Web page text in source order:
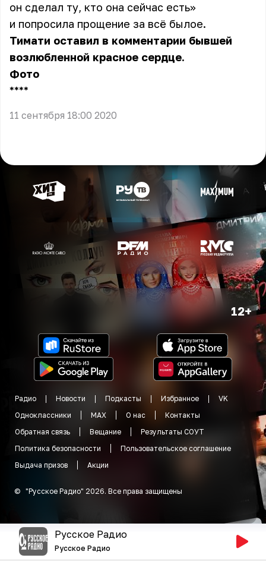
он сделал ту, кто она сейчас есть»
и попросила прощение за всё былое.
Тимати оставил в комментарии бывшей
возлюбленной красное сердце.
Фото
** **
11 сентября 18:00 2020
12+
Радио Новости Подкасты Избранное
VK
Одноклассники
MAX О нас
Контакты
Обратная связь
Вещание
Результаты СОУТ
Политика безопасности
Пользовательское соглашение
Выдача призов
Акции
© "Русское Радио" 2026. Все права защищены
Русское Радио
Русское Радио